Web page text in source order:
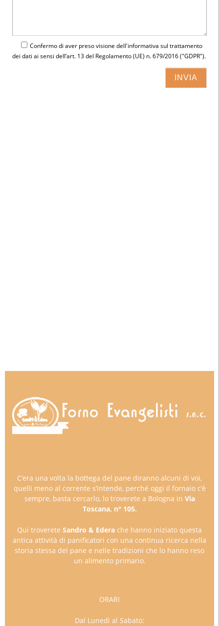
Confermo di aver preso visione dell'informativa sul trattamento
dei dati ai sensi dell’art. 13 del Regolamento (UE) n. 679/2016 ("GDPR").
C’era una volta la bottega del pane diranno alcuni di voi,
quelli meno al corrente s’intende, perché oggi il fornaio c’è
sempre, basta cercarlo, lo troverete a Bologna in Via
Toscana, n° 105.
Qui troverete Sandro & Edera che hanno iniziato questa
antica attività di panificatori con una continua ricerca nella
storia stessa del pane e nelle tradizioni che lo hanno reso
un alimento primario.
ORARI
Dal Lunedì al Sabato: